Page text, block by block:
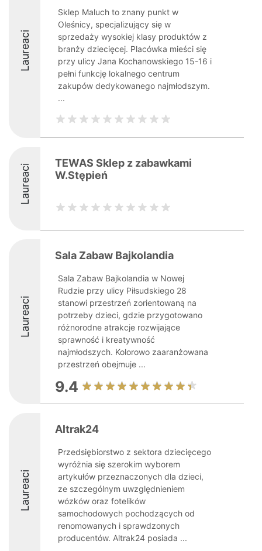
Laureaci
Sklep Maluch to znany punkt w
Oleśnicy, specjalizujący się w
sprzedaży wysokiej klasy produktów z
branży dziecięcej. Placówka mieści się
przy ulicy Jana Kochanowskiego 15-16 i
pełni funkcję lokalnego centrum
zakupów dedykowanego najmłodszym.
...
Laureaci
TEWAS Sklep z zabawkami
W.Stępień
Laureaci
Sala Zabaw Bajkolandia
Sala Zabaw Bajkolandia w Nowej
Rudzie przy ulicy Piłsudskiego 28
stanowi przestrzeń zorientowaną na
potrzeby dzieci, gdzie przygotowano
różnorodne atrakcje rozwijające
sprawność i kreatywność
najmłodszych. Kolorowo zaaranżowana
przestrzeń obejmuje ...
9.4
Laureaci
Altrak24
Przedsiębiorstwo z sektora dziecięcego
wyróżnia się szerokim wyborem
artykułów przeznaczonych dla dzieci,
ze szczególnym uwzględnieniem
wózków oraz fotelików
samochodowych pochodzących od
renomowanych i sprawdzonych
producentów. Altrak24 posiada ...